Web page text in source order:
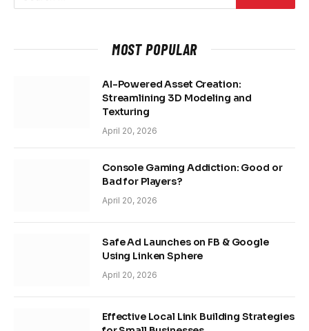
MOST POPULAR
AI-Powered Asset Creation:
Streamlining 3D Modeling and
Texturing
April 20, 2026
Console Gaming Addiction: Good or
Bad for Players?
April 20, 2026
Safe Ad Launches on FB & Google
Using Linken Sphere
April 20, 2026
Effective Local Link Building Strategies